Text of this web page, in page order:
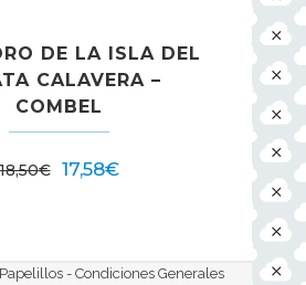
DE LA ISLA DEL
CALAVERA –
COMBEL
€ 17,58€
- Condiciones Generales